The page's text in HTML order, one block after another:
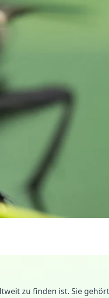
zu finden ist. Sie gehört